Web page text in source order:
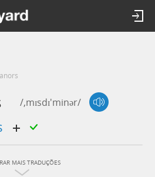
/,mɪsdɪ'minər/
MAIS TRADUÇÕES